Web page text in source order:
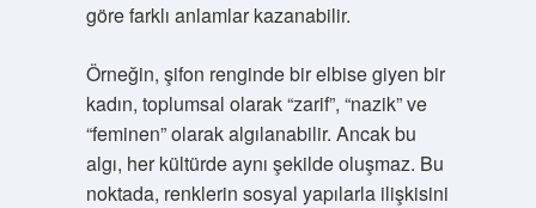
göre farklı anlamlar kazanabilir.
Örneğin, şifon renginde bir elbise giyen bir
kadın, toplumsal olarak “zarif”, “nazik” ve
“feminen” olarak algılanabilir. Ancak bu
algı, her kültürde aynı şekilde oluşmaz. Bu
noktada, renklerin sosyal yapılarla ilişkisini